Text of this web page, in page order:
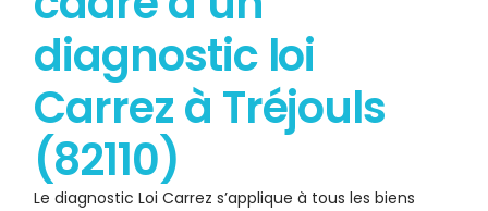
diagnostic loi
Carrez à Tréjouls
(82110)
Le diagnostic Loi Carrez s’applique à tous les biens